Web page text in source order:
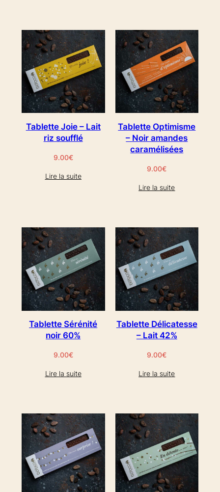
Tablette Joie – Lait
riz soufflé
9.00€
Lire la suite
Tablette Optimisme
– Noir amandes
caramélisées
9.00€
Lire la suite
Tablette Sérénité
noir 60%
9.00€
Lire la suite
Tablette Délicatesse
– Lait 42%
9.00€
Lire la suite